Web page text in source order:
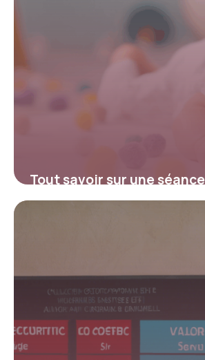
Tout savoir sur une séance
d’ostéopathie pour bébé :